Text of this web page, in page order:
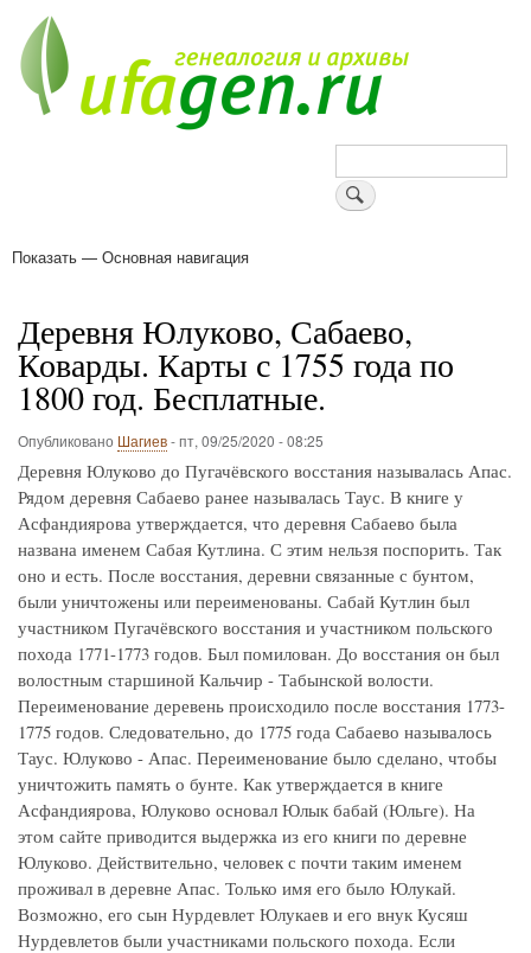
основному
содержанию
Поиск
Основная
Показать — Основная навигация
Деревня Юлуково, Сабаево,
Коварды. Карты с 1755 года по
1800 год. Бесплатные.
Опубликовано Шагиев-пт, 09/25/2020 - 08:25
Деревня Юлуково до Пугачёвского восстания называлась Апас.
Рядом деревня Сабаево ранее называлась Таус. В книге у
Асфандиярова утверждается, что деревня Сабаево была
названа именем Сабая Кутлина. С этим нельзя поспорить. Так
оно и есть. После восстания, деревни связанные с бунтом,
были уничтожены или переименованы. Сабай Кутлин был
участником Пугачёвского восстания и участником польского
похода 1771-1773 годов. Был помилован. До восстания он был
волостным старшиной Кальчир - Табынской волости.
Переименование деревень происходило после восстания 1773-
1775 годов. Следовательно, до 1775 года Сабаево называлось
Таус. Юлуково - Апас. Переименование было сделано, чтобы
уничтожить память о бунте. Как утверждается в книге
Асфандиярова, Юлуково основал Юлык бабай (Юльге). На
этом сайте приводится выдержка из его книги по деревне
Юлуково. Действительно, человек с почти таким именем
проживал в деревне Апас. Только имя его было Юлукай.
Возможно, его сын Нурдевлет Юлукаев и его внук Кусяш
Нурдевлетов были участниками польского похода. Если